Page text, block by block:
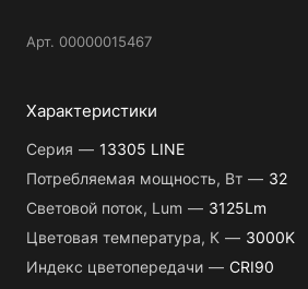
Арт. 00000015467
Характеристики
Серия — 13305 LINE
Потребляемая мощность, Вт — 32
Световой поток, Lum — 3125Lm
Цветовая температура, К — 3000K
Индекс цветопередачи — CRI90